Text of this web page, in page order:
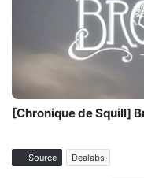
[Chronique de Squill]
Source Dealabs